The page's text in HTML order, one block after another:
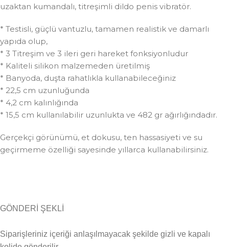
uzaktan kumandalı, titreşimli dildo penis vibratör.
* Testisli, güçlü vantuzlu, tamamen realistik ve damarlı
yapıda olup,
* 3 Titreşim ve 3 ileri geri hareket fonksiyonludur
* Kaliteli silikon malzemeden üretilmiş
* Banyoda, duşta rahatlıkla kullanabileceğiniz
* 22,5 cm uzunluğunda
* 4,2 cm kalınlığında
* 15,5 cm kullanılabilir uzunlukta ve 482 gr ağırlığındadır.
Gerçekçi görünümü, et dokusu, ten hassasiyeti ve su
geçirmeme özelliği sayesinde yıllarca kullanabilirsiniz.
GÖNDERİ ŞEKLİ
Siparişleriniz içeriği anlaşılmayacak şekilde gizli ve kapalı